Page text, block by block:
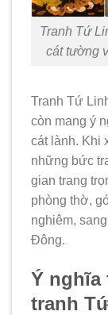
đại
3.4.
cho sự
gia
hạnh
4. Lời kết
Tranh Tứ
cát tường
Tranh Tứ
còn mang ý
cát lành. Khi
những bức
gian trang
phòng thờ,
nghiêm,
Đông.
Ý nghĩa
tranh